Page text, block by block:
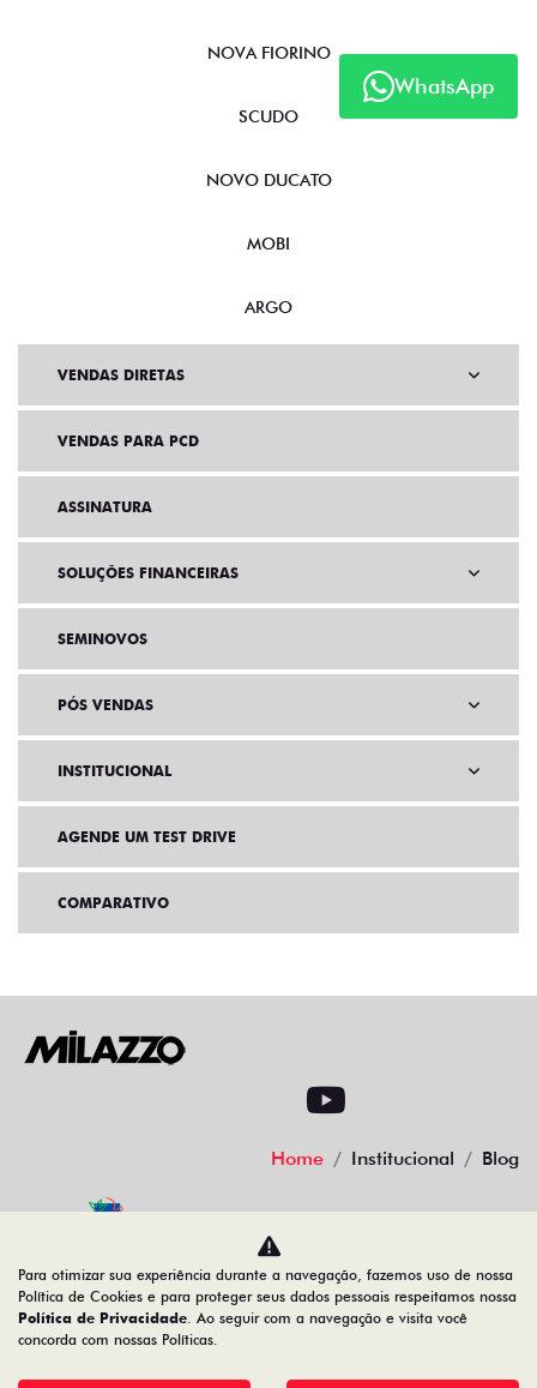
WhatsApp
NOVA FIORINO
SCUDO
NOVO DUCATO
MOBI
ARGO
VENDAS DIRETAS
VENDAS PARA PCD
ASSINATURA
SOLUÇÕES FINANCEIRAS
SEMINOVOS
PÓS VENDAS
INSTITUCIONAL
AGENDE UM TEST DRIVE
COMPARATIVO
Home Institucional Blog
08.547.329/0008-55
Para otimizar sua experiência durante a navegação, fazemos uso de nossa
Política de Cookies e para proteger seus dados pessoais respeitamos nossa
Política de Privacidade. Ao seguir com a navegação e visita você
concorda com nossas Políticas.